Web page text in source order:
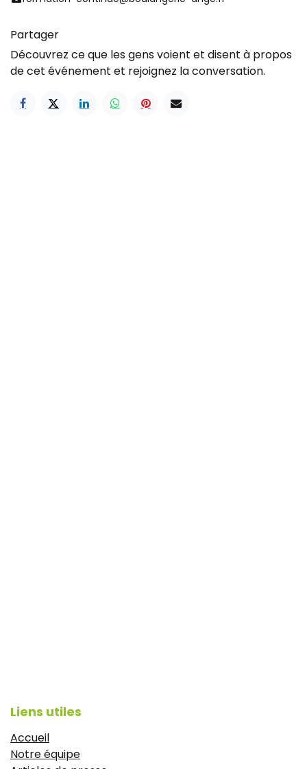
Partager
Découvrez ce que les gens voient et disent à propos
de cet événement et rejoignez la conversation.
Liens utiles
Accueil
Notre équipe